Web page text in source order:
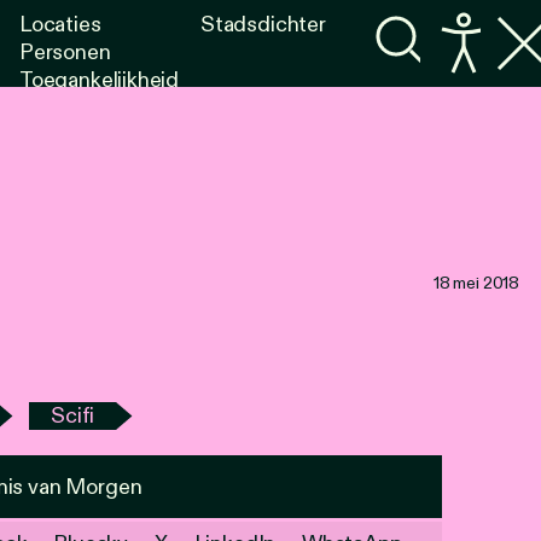
18 mei 2018
Scifi
van Morgen
Locaties
Personen
Toegankelijkheid
Stadsdichter